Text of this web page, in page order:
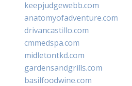
keepjudgewebb.com
anatomyofadventure.com
drivancastillo.com
cmmedspa.com
midletontkd.com
gardensandgrills.com
basilfoodwine.com